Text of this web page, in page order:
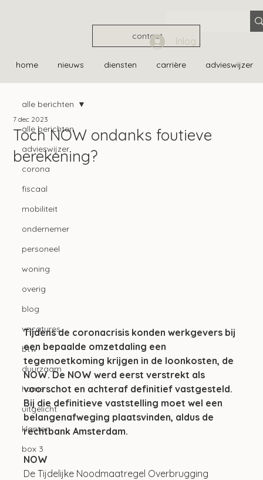
contact
home nieuws diensten carrière advieswijzer
Inloggen
alle berichten
advieswijzer
corona
fiscaal
mobiliteit
ondernemer
personeel
woning
overig
blog
vacatures
btw
duurzaam
home
uitgelicht
klanten
box 3
alle berichten
Toch NOW ondanks foutieve
berekening?
7 dec 2023
Tijdens de coronacrisis konden werkgevers bij
een bepaalde omzetdaling een
tegemoetkoming krijgen in de loonkosten, de
NOW. De NOW werd eerst verstrekt als
voorschot en achteraf definitief vastgesteld.
Bij die definitieve vaststelling moet wel een
belangenafweging plaatsvinden, aldus de
rechtbank Amsterdam.
NOW
De Tijdelijke Noodmaatregel Overbrugging